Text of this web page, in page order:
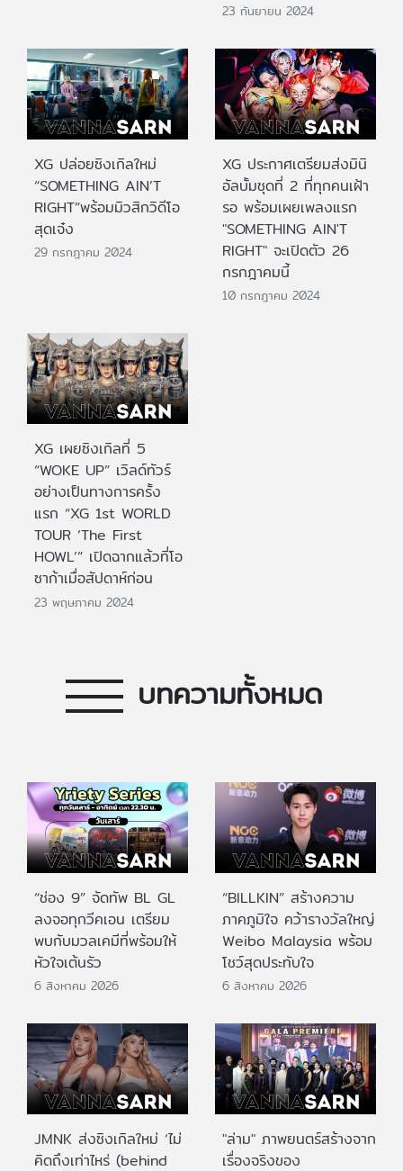
23 กันยายน 2024
XG ปล่อยซิงเกิลใหม่
“SOMETHING AIN’T
RIGHT”พร้อมมิวสิกวิดีโอ
สุดเจ๋ง
29 กรกฎาคม 2024
XG ประกาศเตรียมส่งมินิ
อัลบั้มชุดที่ 2 ที่ทุกคนเฝ้า
รอ พร้อมเผยเพลงแรก
"SOMETHING AIN'T
RIGHT" จะเปิดตัว 26
กรกฎาคมนี้
10 กรกฎาคม 2024
XG เผยซิงเกิลที่ 5
“WOKE UP” เวิลด์ทัวร์
อย่างเป็นทางการครั้ง
แรก “XG 1st WORLD
TOUR ‘The First
HOWL’” เปิดฉากแล้วที่โอ
ซาก้าเมื่อสัปดาห์ก่อน
23 พฤษภาคม 2024
บทความทั้งหมด
“ช่อง 9” จัดทัพ BL GL
ลงจอทุกวีคเอน เตรียม
พบกับมวลเคมีที่พร้อมให้
หัวใจเต้นรัว
6 สิงหาคม 2026
“BILLKIN” สร้างความ
ภาคภูมิใจ คว้ารางวัลใหญ่
Weibo Malaysia พร้อม
โชว์สุดประทับใจ
6 สิงหาคม 2026
JMNK ส่งซิงเกิลใหม่ ‘ไม่
คิดถึงเท่าไหร่ (behind
"ล่าม" ภาพยนตร์สร้างจาก
เรื่องจริงของ